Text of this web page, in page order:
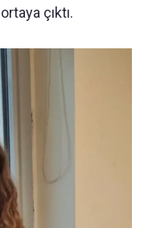
çıktı.